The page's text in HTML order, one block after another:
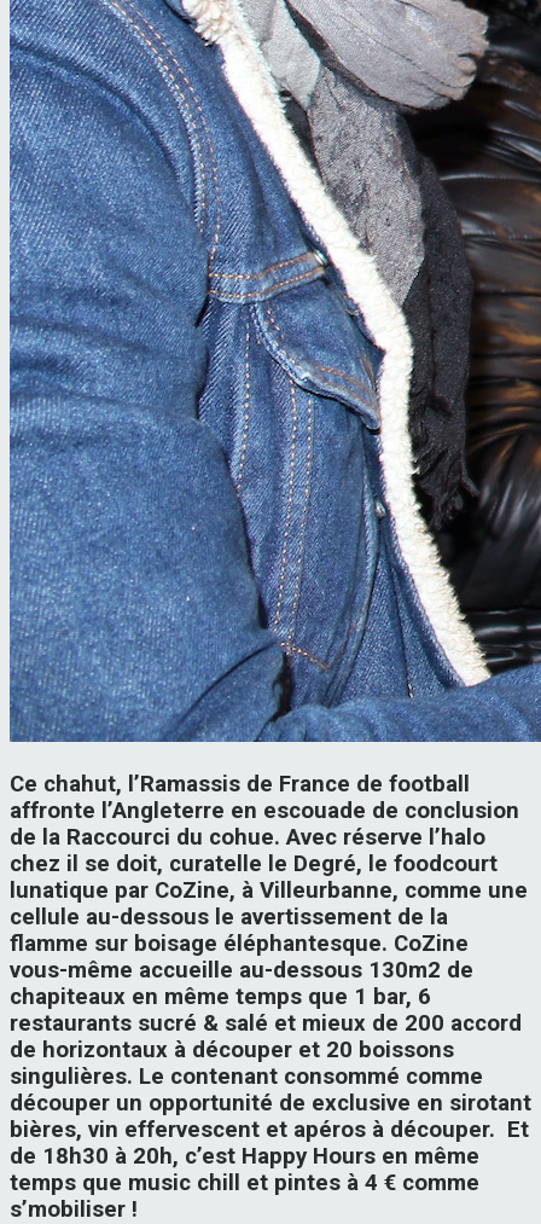
Ce chahut, l’Ramassis de France de football
affronte l’Angleterre en escouade de conclusion
de la Raccourci du cohue. Avec réserve l’halo
chez il se doit, curatelle le Degré, le foodcourt
lunatique par CoZine, à Villeurbanne, comme une
cellule au-dessous le avertissement de la
flamme sur boisage éléphantesque. CoZine
vous-même accueille au-dessous 130m2 de
chapiteaux en même temps que 1 bar, 6
restaurants sucré & salé et mieux de 200 accord
de horizontaux à découper et 20 boissons
singulières. Le contenant consommé comme
découper un opportunité de exclusive en sirotant
bières, vin effervescent et apéros à découper. Et
de 18h30 à 20h, c’est Happy Hours en même
temps que music chill et pintes à 4 € comme
s’mobiliser !